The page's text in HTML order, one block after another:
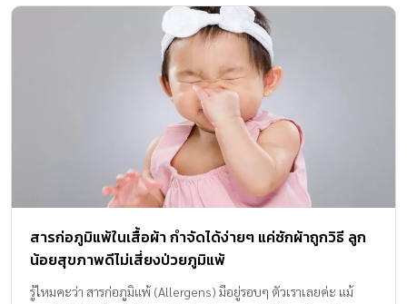
สารก่อภูมิแพ้ในเสื้อผ้า กำจัดได้ง่ายๆ แค่ซักผ้าถูกวิธี ลูก
น้อยสุขภาพดีไม่เสี่ยงป่วยภูมิแพ้
รู้ไหมคะว่า สารก่อภูมิแพ้ (Allergens) มีอยู่รอบๆ ตัวเราเลยค่ะ แม้